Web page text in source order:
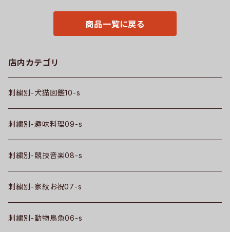
商品一覧に戻る
店内カテゴリ
刺繍別-犬猫図鑑10-s
刺繍別-趣味料理09-s
刺繍別-競技音楽08-s
刺繍別-家紋お祝07-s
刺繍別-動物鳥魚06-s